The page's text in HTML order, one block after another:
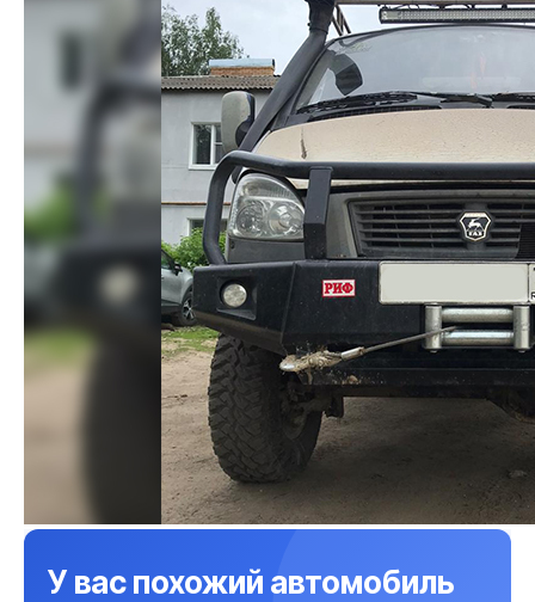
У вас похожий автомобиль